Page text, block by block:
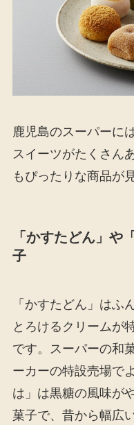
鹿児島のスーパーに
スイーツがたくさん
もぴったりな商品が
「かすたどん」や
子
「かすたどん」はふ
とろけるクリームが
です。スーパーの和
ーカーの特設売場で
は」は黒糖の風味が
菓子で、昔から幅広